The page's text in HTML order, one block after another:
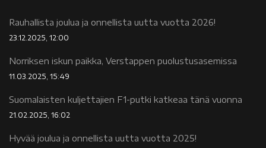
Rauhallista joulua ja onnellista uutta vuotta 2026!
23.12.2025, 12:00
Norriksen iskun paikka, Verstappen puolustusasemissa
11.03.2025, 15:49
Suomalaisten kuljettajien F1-putki katkeaa tänä vuonna
21.02.2025, 16:02
Hyvää joulua ja onnellista uutta vuotta 2025!